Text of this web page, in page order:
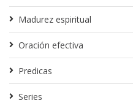
Madurez espiritual
Oración efectiva
Predicas
Series